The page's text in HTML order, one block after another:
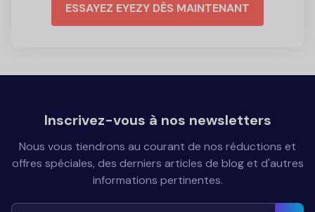
ESSAYEZ EYEZY DÈS MAINTENANT
Inscrivez-vous à nos newsletters
Nous vous tiendrons au courant de nos réductions et
offres spéciales, des derniers articles de blog et d'autres
informations pertinentes.